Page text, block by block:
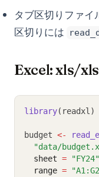
タブ区切りファイ
区切りには
Excel: xls/
library(readxl)
budget <-
"data/
  sheet
= "FY24"
  range
=